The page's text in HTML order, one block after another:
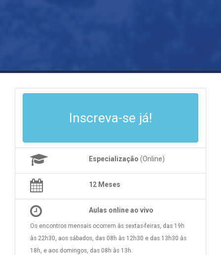
Inscreva-se já!
Especialização (Online)
12 Meses
Aulas online ao vivo
Os encontros mensais ocorrem às sextas-feiras, das 19h
às 22h30, aos sábados, das 08h às 12h30 e das 13h30 às
18h, e aos domingos, das 08h às 13h.